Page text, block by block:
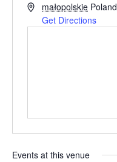
małopolskie Poland
Get Directions
Events at this venue